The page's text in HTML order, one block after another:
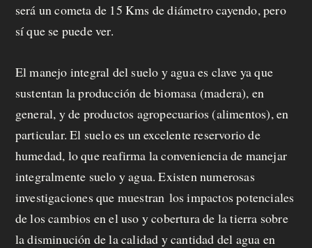
será un cometa de 15 Kms de diámetro cayendo, pero
sí que se puede ver.
El manejo integral del suelo y agua es clave ya que
sustentan la producción de biomasa (madera), en
general, y de productos agropecuarios (alimentos), en
particular. El suelo es un excelente reservorio de
humedad, lo que reafirma la conveniencia de manejar
integralmente suelo y agua. Existen numerosas
investigaciones que muestran los impactos potenciales
de los cambios en el uso y cobertura de la tierra sobre
la disminución de la calidad y cantidad del agua en